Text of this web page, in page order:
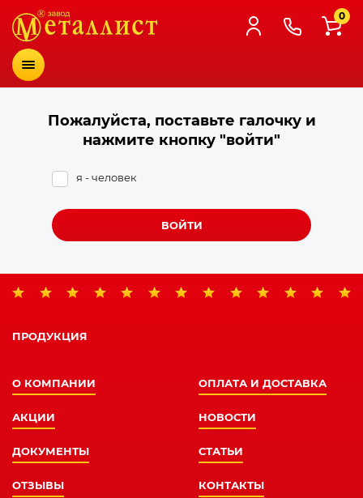
Меню
0
Пожалуйста, поставьте галочку и
нажмите кнопку "войти"
я - человек
ВОЙТИ
ПРОДУКЦИЯ
О КОМПАНИИ ОПЛАТА И ДОСТАВКА
АКЦИИ НОВОСТИ
ДОКУМЕНТЫ СТАТЬИ
ОТЗЫВЫ КОНТАКТЫ